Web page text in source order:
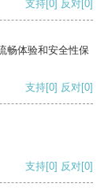
支持[0] 反对[0]
畅体验和安全性保
支持[0] 反对[0]
支持[0] 反对[0]